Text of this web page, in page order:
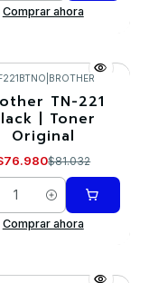
Comprar ahora
BROTHER
TN-221
| Toner
Original
$81.032
Comprar ahora